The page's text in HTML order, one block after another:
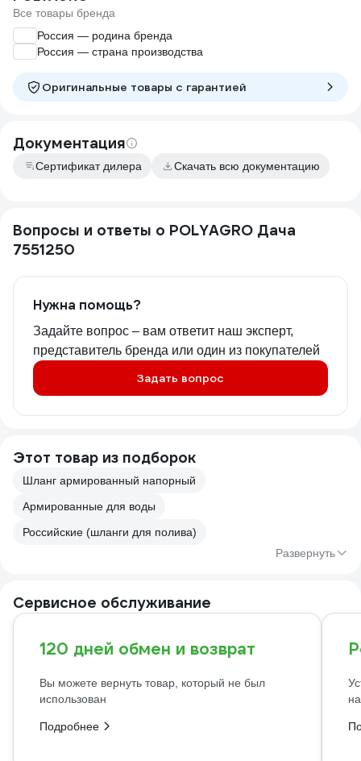
Все товары бренда
Россия — родина бренда
Россия — страна производства
Оригинальные товары c гарантией
Документация
Сертификат дилера Скачать всю документацию
Вопросы и ответы о POLYAGRO Дача
7551250
Нужна помощь?
Задайте вопрос – вам ответит наш эксперт,
представитель бренда или один из покупателей
Задать вопрос
Этот товар из подборок
Шланг армированный напорный
Армированные для воды
Российские (шланги для полива)
Развернуть
Сервисное обслуживание
120 дней обмен и возврат
Вы можете вернуть товар, который не был
использован
Подробнее